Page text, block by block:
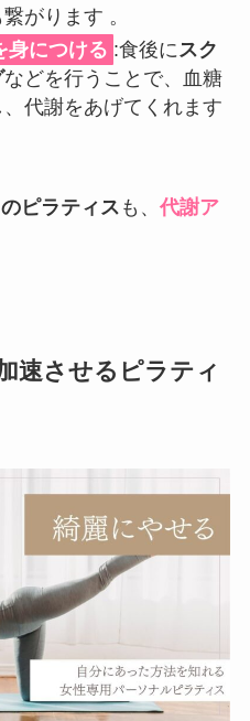
がります 。
身につける :食後にスク
などを行うことで、血糖
代謝をあげてくれます
ピラティス も、 代謝ア
速させるピラティ